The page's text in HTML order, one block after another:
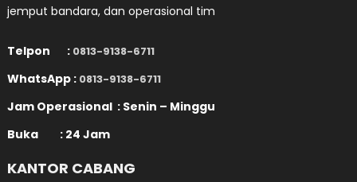
jemput bandara, dan operasional tim
Telpon : 0813-9138-6711
WhatsApp : 0813-9138-6711
Jam Operasional : Senin – Minggu
Buka : 24 Jam
KANTOR CABANG